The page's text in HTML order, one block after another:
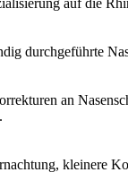
durchgeführte
an
kleinere